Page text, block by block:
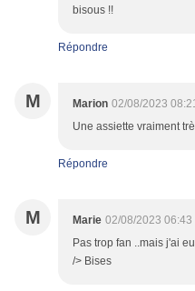
bisous !!
Répondre
M Marion 02/08/2023
Une assiette vraiment
Répondre
M Marie 02/08/2023 06:43
Pas trop fan ..mais j'ai
/> Bises